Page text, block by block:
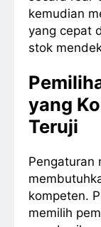
kemudian
yang cepat
stok
yang
Teruji
Pengaturan
kompeten.
memilih